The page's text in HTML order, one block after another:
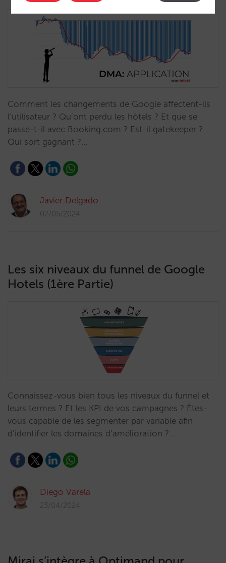
Comment les changements de Google affectent-ils
l’utilisateur ? Qu’ont perdu les hôtels ? Et que se
passe-t-il avec Booking.com ? Est-il gatekeeper ?
Qui sort gagnant ?…
Javier Delgado
07/05/2024
Les six niveaux du funnel de Google
Hotels (1ère Partie)
Connaissez-vous bien tous les niveaux du funnel et
leurs termes ? Et les KPI de vos campagnes ? Êtes-
vous capable de les segmenter par variable afin
d’identifier les domaines d’amélioration ?…
Diego Varela
23/04/2024